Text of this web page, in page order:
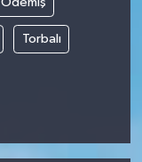
Torbalı